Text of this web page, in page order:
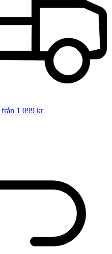
från 1 099 kr